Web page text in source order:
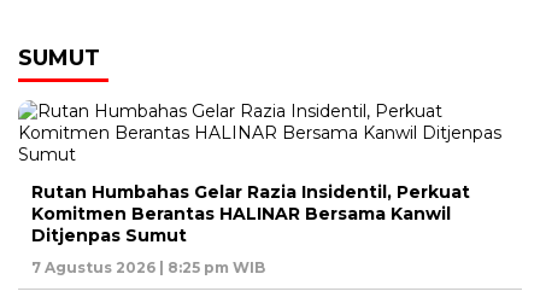
SUMUT
Rutan Humbahas Gelar Razia Insidentil, Perkuat
Komitmen Berantas HALINAR Bersama Kanwil
Ditjenpas Sumut
7 Agustus 2026 | 8:25 pm WIB